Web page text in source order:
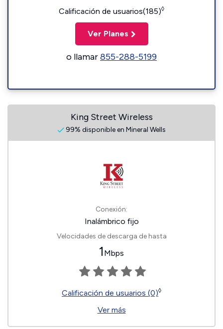
Calificación de usuarios(185)◊
Ver Planes
o llamar855-288-5199
King Street Wireless
99% disponible en Mineral Wells
Conexión:
Inalámbrico fijo
Velocidades de descarga de hasta
1 Mbps
Calificación de usuarios (0)◊
Ver más